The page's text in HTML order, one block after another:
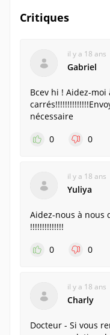
Critiques
il y a 18 ans
Gabriel
Bcev hi ! Aidez-
nécessaire
0
0
il y a 18 ans
Yuliya
Aidez-nous à nous
!!!!!!!!!!!!!!
0
0
il y a 18 ans
Charly
Docteur - Si vous